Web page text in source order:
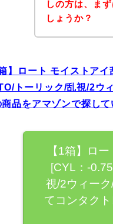
しの方は、ま
しょうか？
箱】ロート モイストア
トーリック/乱視/2ウ
商品をアマゾンで探し
【1箱】ロ
[CYL：-
視/2ウィー
てコンタク